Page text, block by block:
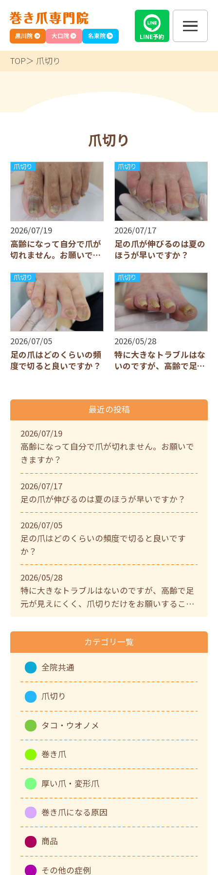
名東院
黒川院 大口院 LINE予約
TOP 爪切り
爪切り
爪切り
2026/07/19
高齢になって自分で爪が
切れません。お願いでき
爪切り
2026/07/17
足の爪が伸びるのは夏の
ほうが早いですか？
爪切り
2026/07/05
足の爪はどのくらいの頻
度で切ると良いですか？
爪切り
2026/05/28
特に大きなトラブルはな
いのですが、高齢で足元
きますか？
最近の投稿
2026/07/19
高齢になって自分で爪が切れません。お願いで
きますか？
2026/07/17
足の爪が伸びるのは夏のほうが早いですか？
2026/07/05
足の爪はどのくらいの頻度で切ると良いです
か？
2026/05/28
特に大きなトラブルはないのですが、高齢で足
元が見えにくく、爪切りだけをお願いすること
はできますか？
カテゴリ一覧
全院共通
爪切り
タコ・ウオノメ
巻き爪
厚い爪・変形爪
巻き爪になる原因
商品
その他の症例